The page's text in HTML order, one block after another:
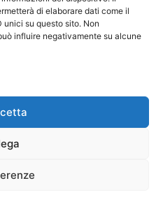
di elaborare dati come il
su questo sito. Non
influire negativamente su alcune
/ IAT